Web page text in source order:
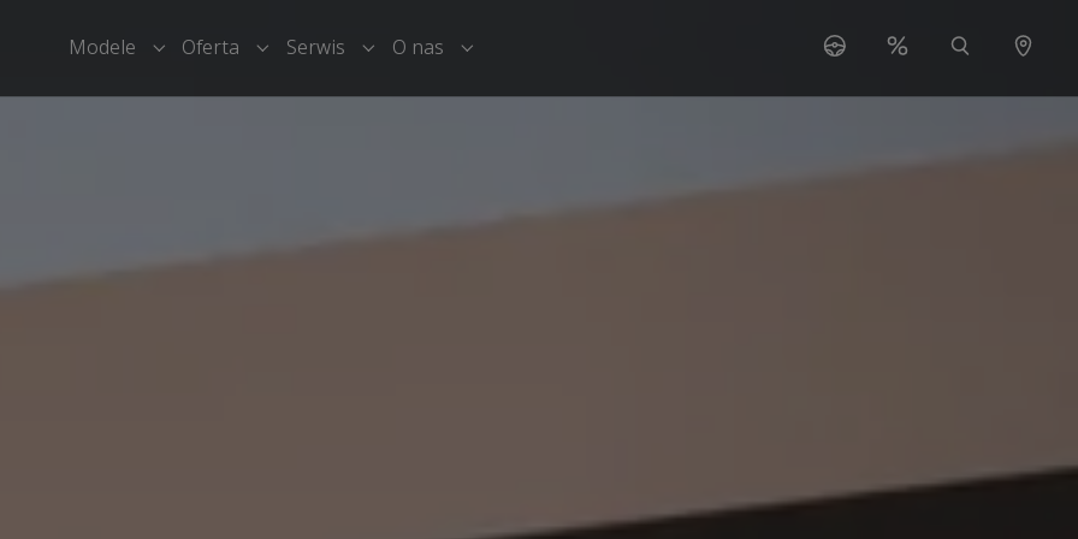
Modele Submenu for "Modele"
Oferta Submenu for "Oferta"
Serwis Submenu for "Serwis"
O nas Submenu for "O nas"